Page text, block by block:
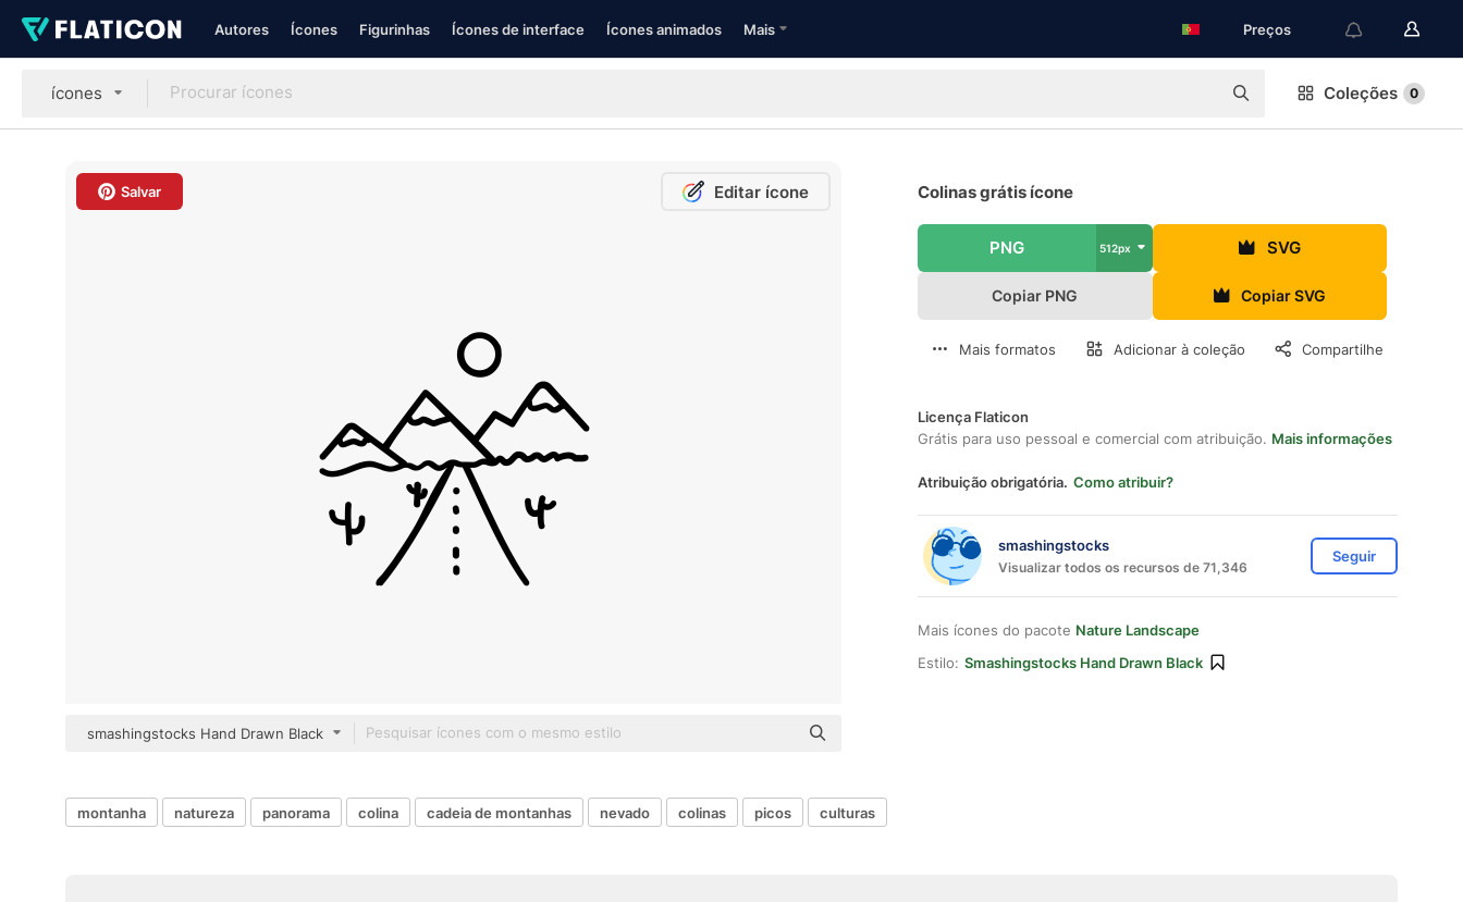
Autores Ícones Figurinhas Ícones de interface Ícones animados Mais Preços
ícones Coleções 0
Salvar Editar ícone
smashingstocks Hand Drawn Black
Colinas grátis ícone
PNG 512px SVG
Copiar PNG Copiar SVG
Mais formatos Adicionar à coleção Compartilhe
Licença Flaticon
Grátis para uso pessoal e comercial com atribuição. Mais informações
Atribuição obrigatória. Como atribuir?
smashingstocks
Visualizar todos os recursos de 71,346
Seguir
Mais ícones do pacote Nature Landscape
Estilo: Smashingstocks Hand Drawn Black
montanha natureza panorama colina cadeia de montanhas nevado colinas picos culturas